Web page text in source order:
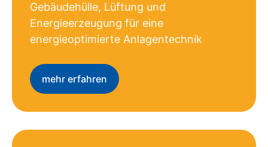
Gebäudehülle, Lüftung und
Energieerzeugung für eine
energieoptimierte Anlagentechnik
mehr erfahren